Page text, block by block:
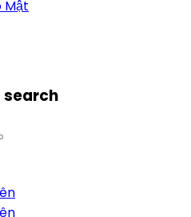
Mật
search